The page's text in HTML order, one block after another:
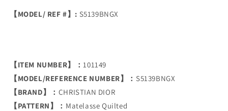
【MODEL/ REF #】: S5139BNGX
【ITEM NUMBER】：101149
【MODEL/REFERENCE NUMBER】： S5139BNGX
【BRAND】： CHRISTIAN DIOR
【PATTERN】： Matelasse Quilted